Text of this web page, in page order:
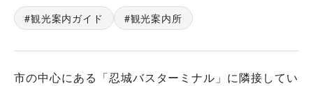
観光案内ガイド 観光案内所
市の中心にある「忍城バスターミナル」に隣接してい